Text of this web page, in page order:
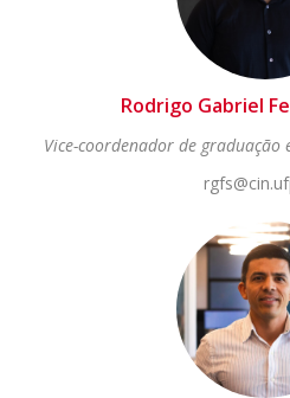
Rodrigo Gabriel
Vice-coordenador de graduação